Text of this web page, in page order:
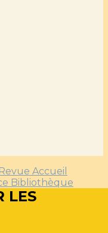
Revue Accueil
Bibliothèque
LES